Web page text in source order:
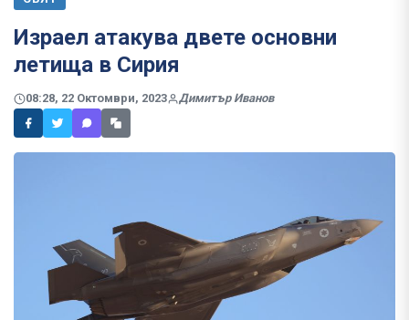
Израел атакува двете основни
летища в Сирия
08:28, 22 Октомври, 2023 Димитър Иванов